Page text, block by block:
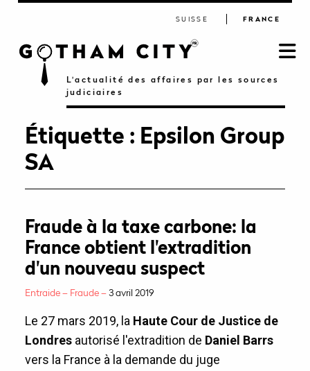
L'actualité des affaires par les sources
judiciaires
SUISSE FRANCE
Étiquette : Epsilon Group
SA
Fraude à la taxe carbone: la
France obtient l'extradition
d'un nouveau suspect
Entraide – Fraude –3 avril 2019
Le 27 mars 2019, la Haute Cour de Justice de
Londresautorisé l'extradition de Daniel Barrs
vers la France à la demande du juge